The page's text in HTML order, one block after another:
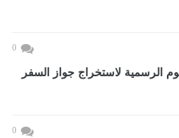
0
الرسمية لاستخراج جواز السفر
0